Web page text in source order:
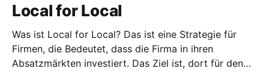
Local for Local
Was ist Local for Local? Das ist eine Strategie für
Firmen, die Bedeutet, dass die Firma in ihren
Absatzmärkten investiert. Das Ziel ist, dort für den